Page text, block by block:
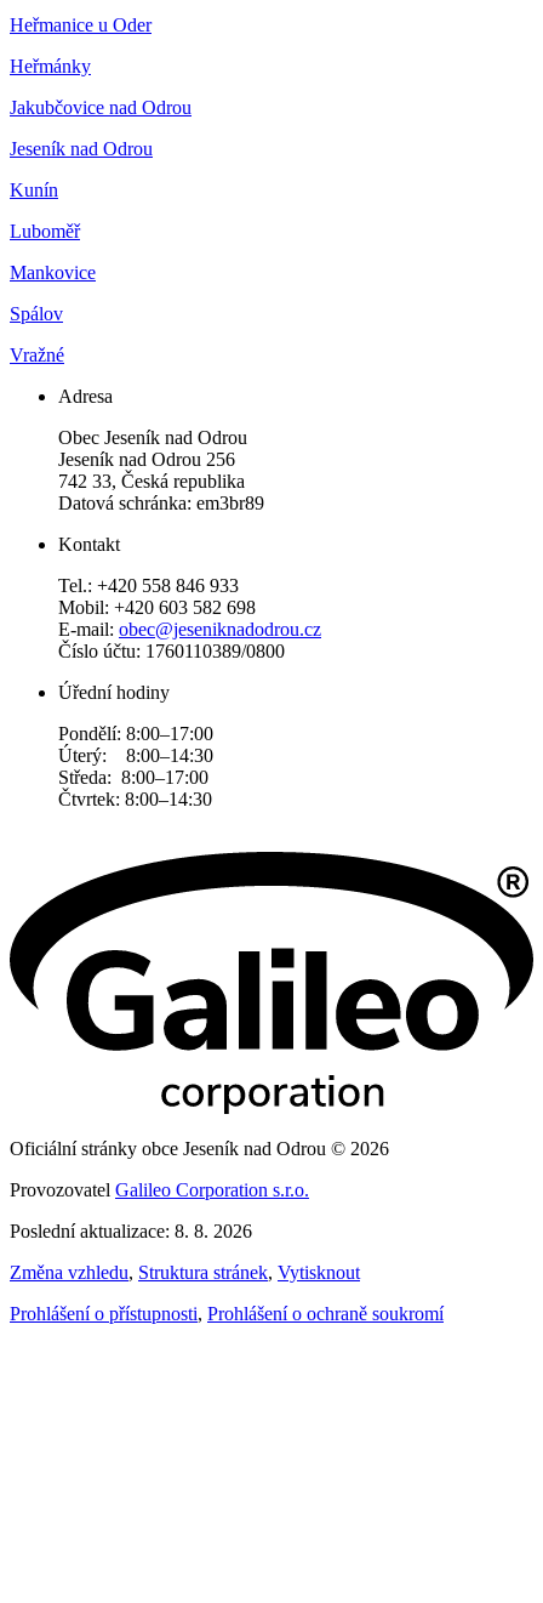
Heřmanice u Oder
Heřmánky
Jakubčovice nad Odrou
Jeseník nad Odrou
Kunín
Luboměř
Mankovice
Spálov
Vražné
Adresa
Obec Jeseník nad Odrou
Jeseník nad Odrou 256
742 33, Česká republika
Datová schránka: em3br89
Kontakt
Tel.: +420 558 846 933
Mobil: +420 603 582 698
E-mail: obec@jeseniknadodrou.cz
Číslo účtu: 1760110389/0800
Úřední hodiny
Pondělí: 8:00–17:00
Úterý: 8:00–14:30
Středa: 8:00–17:00
Čtvrtek: 8:00–14:30
Oficiální stránky obce Jeseník nad Odrou © 2026
Provozovatel Galileo Corporation s.r.o.
Poslední aktualizace: 8. 8. 2026
Změna vzhledu, Struktura stránek, Vytisknout
Prohlášení o přístupnosti, Prohlášení o ochraně soukromí